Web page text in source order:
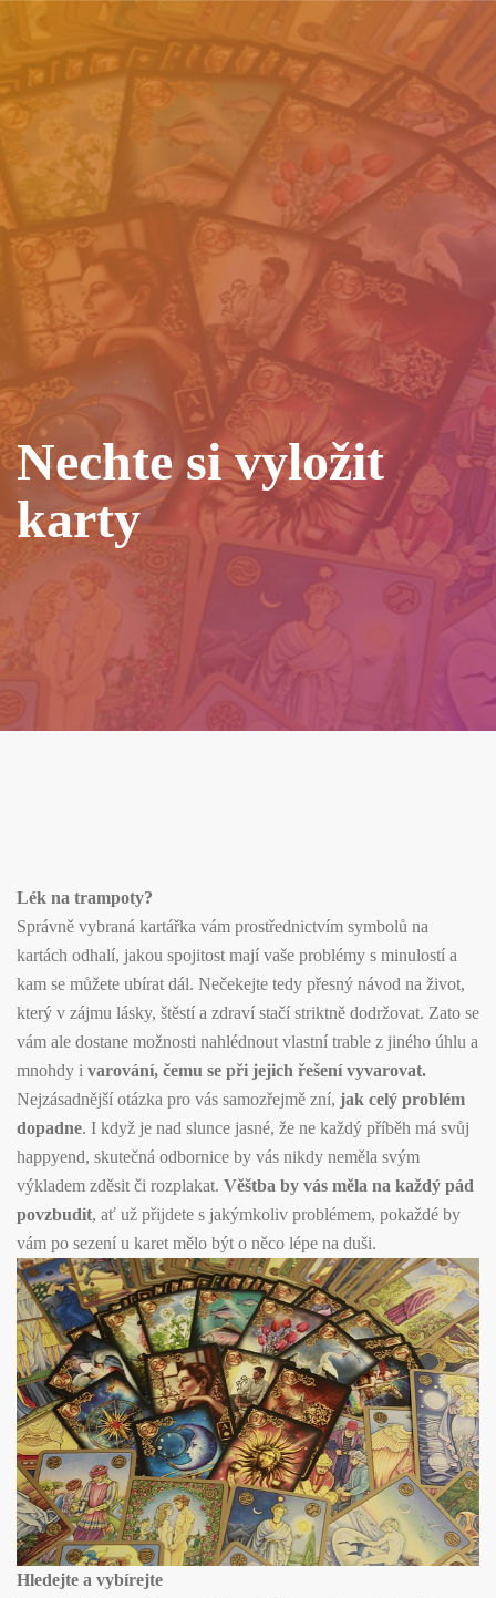
Nechte si vyložit
karty
Lék na trampoty?
Správně vybraná kartářka vám prostřednictvím symbolů na
kartách odhalí, jakou spojitost mají vaše problémy s minulostí a
kam se můžete ubírat dál. Nečekejte tedy přesný návod na život,
který v zájmu lásky, štěstí a zdraví stačí striktně dodržovat. Zato se
vám ale dostane možnosti nahlédnout vlastní trable z jiného úhlu a
mnohdy i varování, čemu se při jejich řešení vyvarovat.
Nejzásadnější otázka pro vás samozřejmě zní, jak celý problém
dopadne. I když je nad slunce jasné, že ne každý příběh má svůj
happyend, skutečná odbornice by vás nikdy neměla svým
výkladem zděsit či rozplakat. Věštba by vás měla na každý pád
povzbudit, ať už přijdete s jakýmkoliv problémem, pokaždé by
vám po sezení u karet mělo být o něco lépe na duši.
Hledejte a vybírejte